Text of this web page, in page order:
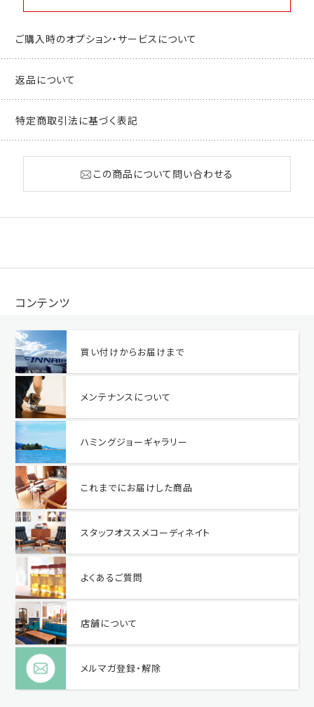
ご購入時のオプション・サービスについて
返品について
特定商取引法に基づく表記
この商品について問い合わせる
コンテンツ
買い付けからお届けまで
メンテナンスについて
ハミングジョーギャラリー
これまでにお届けした商品
スタッフオススメコーディネイト
よくあるご質問
店舗について
メルマガ登録・解除